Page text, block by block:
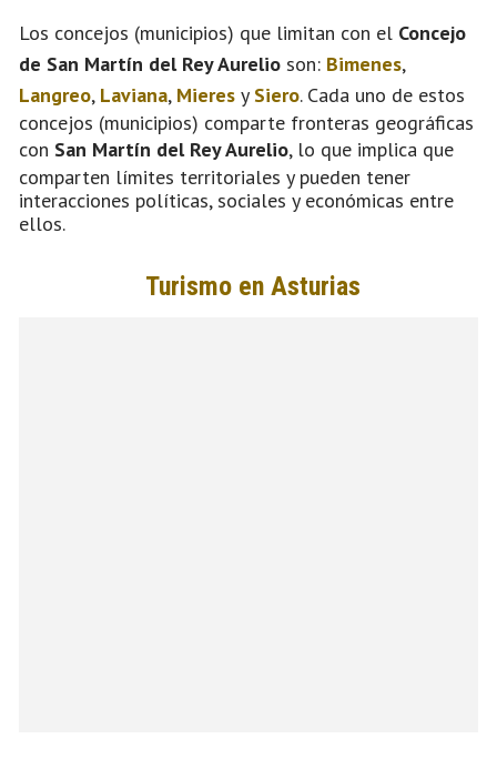
Los concejos (municipios) que limitan con el Concejo
de San Martín del Rey Aurelio son: Bimenes,
Langreo, Laviana, Mieres y Siero. Cada uno de estos
concejos (municipios) comparte fronteras geográficas
con San Martín del Rey Aurelio, lo que implica que
comparten límites territoriales y pueden tener
interacciones políticas, sociales y económicas entre
ellos.